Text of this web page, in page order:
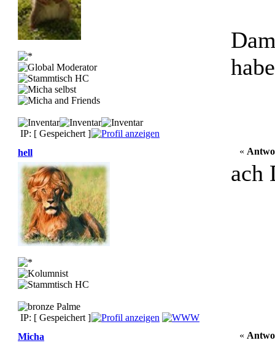
IP: [ Gespeichert ]
hell
«
ach
IP: [ Gespeichert ]
Micha
«